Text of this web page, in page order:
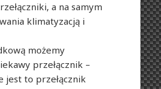
a na samym
klimatyzacją i
możemy
przełącznik –
jest to przełącznik